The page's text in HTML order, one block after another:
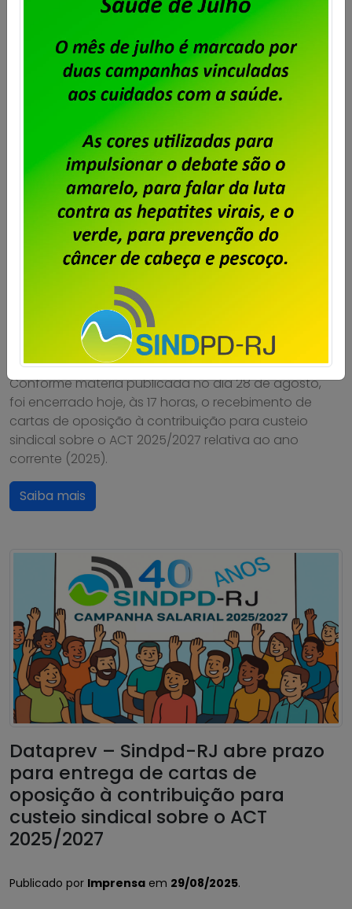
Dataprev: encerrado prazo para
envio de cartas de oposição
Publicado por Imprensaem05/09/2025.
Conforme matéria publicada no dia 28 de agosto,
foi encerrado hoje, às 17 horas, o recebimento de
cartas de oposição à contribuição para custeio
sindical sobre o ACT 2025/2027 relativa ao ano
corrente (2025).
Saiba mais
Dataprev – Sindpd-RJ abre prazo
para entrega de cartas de
oposição à contribuição para
custeio sindical sobre o ACT
2025/2027
Publicado por Imprensa em 29/08/2025.